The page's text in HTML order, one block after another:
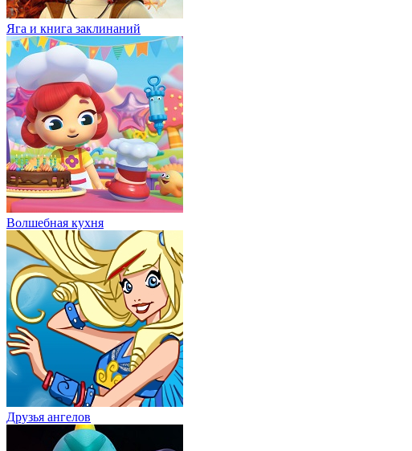
Яга и книга заклинаний
Волшебная кухня
Друзья ангелов